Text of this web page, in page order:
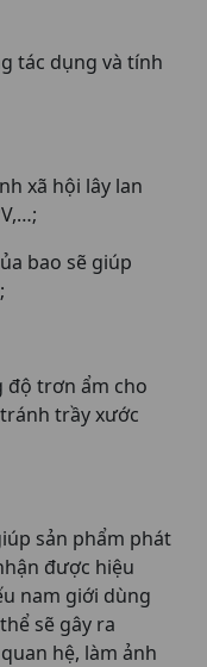
tác dụng và tính
xã hội lây lan
bao sẽ giúp
độ trơn ẩm cho
trầy xước
sản phẩm phát
được hiệu
nam giới dùng
sẽ gây ra
hệ, làm ảnh